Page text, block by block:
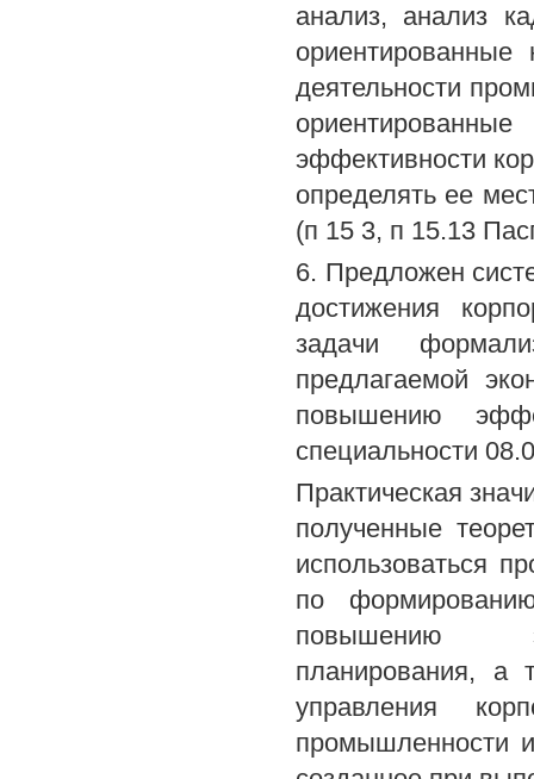
анализ, анализ
деятельности
эффективности
определять ее
(п 15 3, п 15.13
6. Предложен
достижения
задачи
предлагаемой
повышению
специальности
Практическая
полученные
использоваться
по
повышению
планирования, а
управления
промышленности